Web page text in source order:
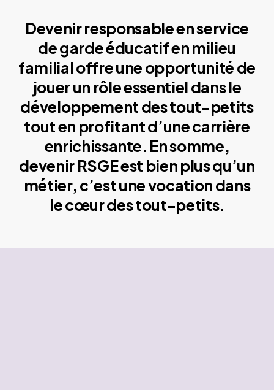
Devenir responsable en service
de garde éducatif en milieu
familial offre une opportunité de
jouer un rôle essentiel dans le
développement des tout-petits
tout en profitant d’une carrière
enrichissante. En somme,
devenir RSGE est bien plus qu’un
métier, c’est une vocation dans
le cœur des tout-petits.